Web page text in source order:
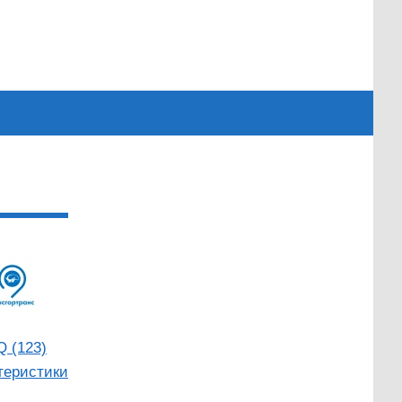
(123)